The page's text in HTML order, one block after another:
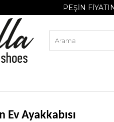
PEŞIN
Ev Ayakkabısı